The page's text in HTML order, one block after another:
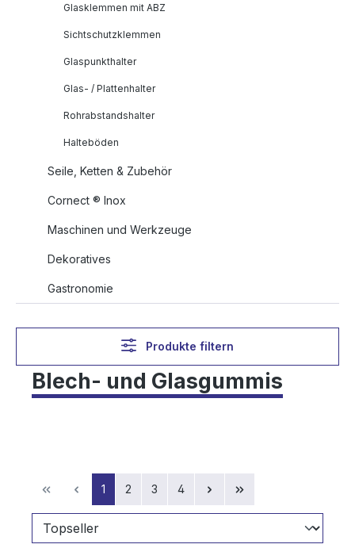
Glasklemmen mit ABZ
Sichtschutzklemmen
Glaspunkthalter
Glas- / Plattenhalter
Rohrabstandshalter
Halteböden
Seile, Ketten & Zubehör
Cornect ® Inox
Maschinen und Werkzeuge
Dekoratives
Gastronomie
Produkte filtern
Blech- und Glasgummis
Seite
1 Seite
2 Seite
3 Seite
4